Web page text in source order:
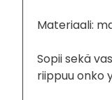
Materiaali:
Sopii sekä
riippuu onko